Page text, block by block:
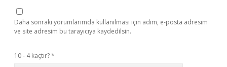
Daha sonraki yorumlarımda kullanılması için adım, e-posta adresim
ve site adresim bu tarayıcıya kaydedilsin.
10 - 4 kaçtır?*